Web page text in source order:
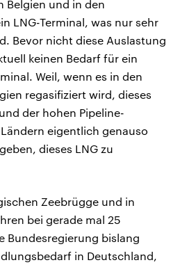
Belgien und in den
LNG-Terminal, was nur sehr
Bevor nicht diese Auslastung
keinen Bedarf für ein
Weil, wenn es in den
regasifiziert wird, dieses
der hohen Pipeline-
eigentlich genauso
dieses LNG zu
Zeebrügge und in
bei gerade mal 25
Bundesregierung bislang
in Deutschland,